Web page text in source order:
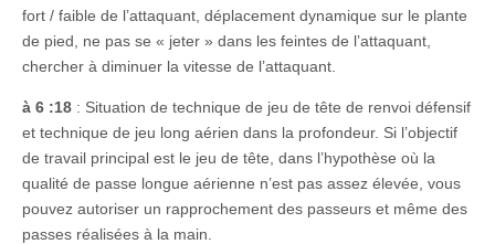
fort / faible de l’attaquant, déplacement dynamique sur le plante
de pied, ne pas se « jeter » dans les feintes de l’attaquant,
chercher à diminuer la vitesse de l’attaquant.
à 6 :18 : Situation de technique de jeu de tête de renvoi défensif
et technique de jeu long aérien dans la profondeur. Si l’objectif
de travail principal est le jeu de tête, dans l’hypothèse où la
qualité de passe longue aérienne n’est pas assez élevée, vous
pouvez autoriser un rapprochement des passeurs et même des
passes réalisées à la main.